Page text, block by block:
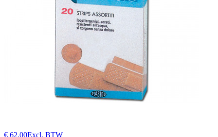
€ 62,00Excl. BTW